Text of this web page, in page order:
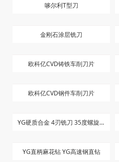
哆尔利T型刀
金刚石涂层铣刀
欧科亿CVD铸铁车削刀片
欧科亿CVD钢件车削刀片
YG硬质合金 4刃铣刀 35度螺旋角
YG直柄麻花钻 YG高速钢直钻